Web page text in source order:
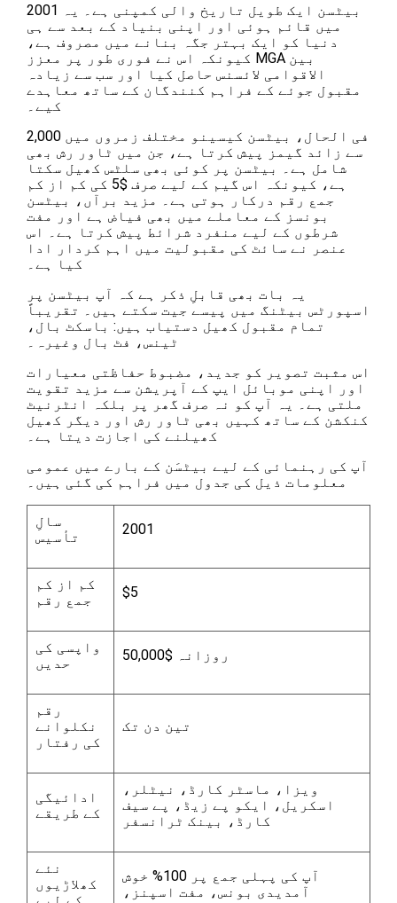
بیٹسن ایک طویل تاریخ والی کمپنی ہے۔ یہ 2001
میں قائم ہوئی اور اپنی بنیاد کے بعد سے ہی
دنیا کو ایک بہتر جگہ بنانے میں مصروف ہے،
کیونکہ اس نے فوری طور پر معزز MGA بین
الاقوامی لائسنس حاصل کیا اور سب سے زیادہ
مقبول جوئے کے فراہم کنندگان کے ساتھ معاہدے
کیے۔
فی الحال، بیٹسن کیسینو مختلف زمروں میں 2,000
سے زائد گیمز پیش کرتا ہے، جن میں ٹاور رش بھی
شامل ہے۔ بیٹسن پر کوئی بھی سلٹس کھیل سکتا
ہے، کیونکہ اس گیم کے لیے صرف $5 کی کم از کم
جمع رقم درکار ہوتی ہے۔ مزید برآں، بیٹسن
بونسز کے معاملے میں بھی فیاض ہے اور مفت
شرطوں کے لیے منفرد شرائط پیش کرتا ہے۔ اس
عنصر نے سائٹ کی مقبولیت میں اہم کردار ادا
کیا ہے۔
یہ بات بھی قابلِ ذکر ہے کہ آپ بیٹسن پر
اسپورٹس بیٹنگ میں پیسے جیت سکتے ہیں۔ تقریباً
تمام مقبول کھیل دستیاب ہیں: باسکٹ بال،
ٹینس، فٹ بال وغیرہ۔
اس مثبت تصویر کو جدید، مضبوط حفاظتی معیارات
اور اپنی موبائل ایپ کے آپریشن سے مزید تقویت
ملتی ہے۔ یہ آپ کو نہ صرف گھر پر بلکہ انٹرنیٹ
کنکشن کے ساتھ کہیں بھی ٹاور رش اور دیگر کھیل
کھیلنے کی اجازت دیتا ہے۔
آپ کی رہنمائی کے لیے بیٹسَن کے بارے میں عمومی
معلومات ذیل کی جدول میں فراہم کی گئی ہیں۔
سالِ
تأسیس
2001
کم از کم
جمع رقم
$5
واپسی کی
حدیں
روزانہ $50,000
رقم
نکلوانے
کی رفتار
تین دن تک
ادائیگی
کے طریقے
ویزا، ماسٹر کارڈ، نیٹلر،
اسکریل، ایکو پے زیڈ، پے سیف
کارڈ، بینک ٹرانسفر
نئے
کھلاڑیوں
کے لیے
آپ کی پہلی جمع پر 100% خوش
آمدیدی بونس، مفت اسپنز،